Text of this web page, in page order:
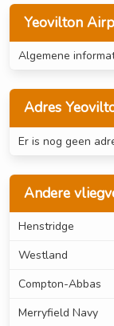
Yeovilton
Algemene
Adres
Er is nog geen
Andere
Henstridge
Westland
Compton-Abbas
Merryfield Navy